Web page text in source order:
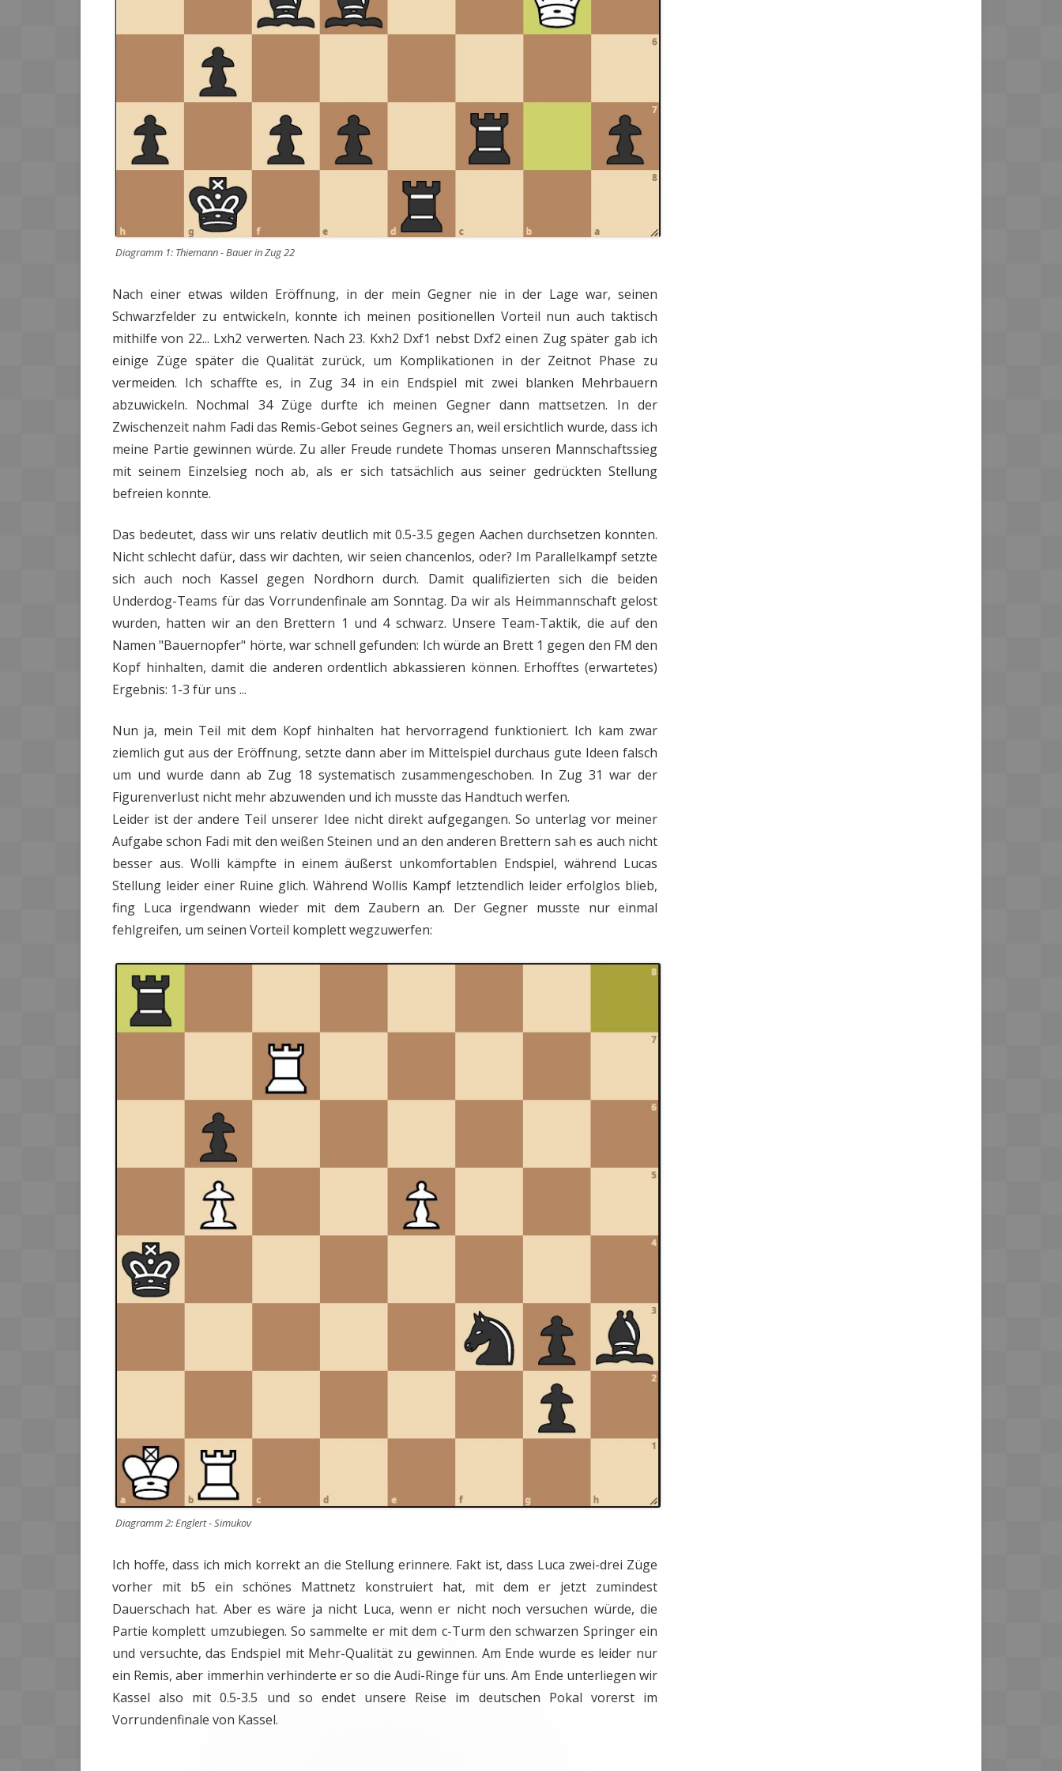
Diagramm 1: Thiemann - Bauer in Zug 22
Nach einer etwas wilden Eröffnung, in der mein Gegner nie in der Lage war, seinen
Schwarzfelder zu entwickeln, konnte ich meinen positionellen Vorteil nun auch taktisch
mithilfe von 22... Lxh2 verwerten. Nach 23. Kxh2 Dxf1 nebst Dxf2 einen Zug später gab ich
einige Züge später die Qualität zurück, um Komplikationen in der Zeitnot Phase zu
vermeiden. Ich schaffte es, in Zug 34 in ein Endspiel mit zwei blanken Mehrbauern
abzuwickeln. Nochmal 34 Züge durfte ich meinen Gegner dann mattsetzen. In der
Zwischenzeit nahm Fadi das Remis-Gebot seines Gegners an, weil ersichtlich wurde, dass ich
meine Partie gewinnen würde. Zu aller Freude rundete Thomas unseren Mannschaftssieg
mit seinem Einzelsieg noch ab, als er sich tatsächlich aus seiner gedrückten Stellung
befreien konnte.
Das bedeutet, dass wir uns relativ deutlich mit 0.5-3.5 gegen Aachen durchsetzen konnten.
Nicht schlecht dafür, dass wir dachten, wir seien chancenlos, oder? Im Parallelkampf setzte
sich auch noch Kassel gegen Nordhorn durch. Damit qualifizierten sich die beiden
Underdog-Teams für das Vorrundenfinale am Sonntag. Da wir als Heimmannschaft gelost
wurden, hatten wir an den Brettern 1 und 4 schwarz. Unsere Team-Taktik, die auf den
Namen "Bauernopfer" hörte, war schnell gefunden: Ich würde an Brett 1 gegen den FM den
Kopf hinhalten, damit die anderen ordentlich abkassieren können. Erhofftes (erwartetes)
Ergebnis: 1-3 für uns ...
Nun ja, mein Teil mit dem Kopf hinhalten hat hervorragend funktioniert. Ich kam zwar
ziemlich gut aus der Eröffnung, setzte dann aber im Mittelspiel durchaus gute Ideen falsch
um und wurde dann ab Zug 18 systematisch zusammengeschoben. In Zug 31 war der
Figurenverlust nicht mehr abzuwenden und ich musste das Handtuch werfen.
Leider ist der andere Teil unserer Idee nicht direkt aufgegangen. So unterlag vor meiner
Aufgabe schon Fadi mit den weißen Steinen und an den anderen Brettern sah es auch nicht
besser aus. Wolli kämpfte in einem äußerst unkomfortablen Endspiel, während Lucas
Stellung leider einer Ruine glich. Während Wollis Kampf letztendlich leider erfolglos blieb,
fing Luca irgendwann wieder mit dem Zaubern an. Der Gegner musste nur einmal
fehlgreifen, um seinen Vorteil komplett wegzuwerfen:
Diagramm 2: Englert - Simukov
Ich hoffe, dass ich mich korrekt an die Stellung erinnere. Fakt ist, dass Luca zwei-drei Züge
vorher mit b5 ein schönes Mattnetz konstruiert hat, mit dem er jetzt zumindest
Dauerschach hat. Aber es wäre ja nicht Luca, wenn er nicht noch versuchen würde, die
Partie komplett umzubiegen. So sammelte er mit dem c-Turm den schwarzen Springer ein
und versuchte, das Endspiel mit Mehr-Qualität zu gewinnen. Am Ende wurde es leider nur
ein Remis, aber immerhin verhinderte er so die Audi-Ringe für uns. Am Ende unterliegen wir
Kassel also mit 0.5-3.5 und so endet unsere Reise im deutschen Pokal vorerst im
Vorrundenfinale von Kassel.